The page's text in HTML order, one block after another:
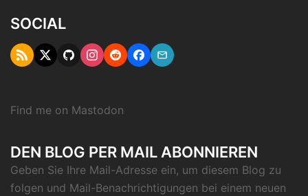
SOCIAL
RSS TwitterGithubInstagram
RedditFacebook
Email
Find me on Mastodon
DEN BLOG PER MAIL ABONNIEREN
Geben Sie Ihre Mail-Adresse ein, um diesem Blog zu
folgen und Mail-Benachrichtigungen bei einem neuen